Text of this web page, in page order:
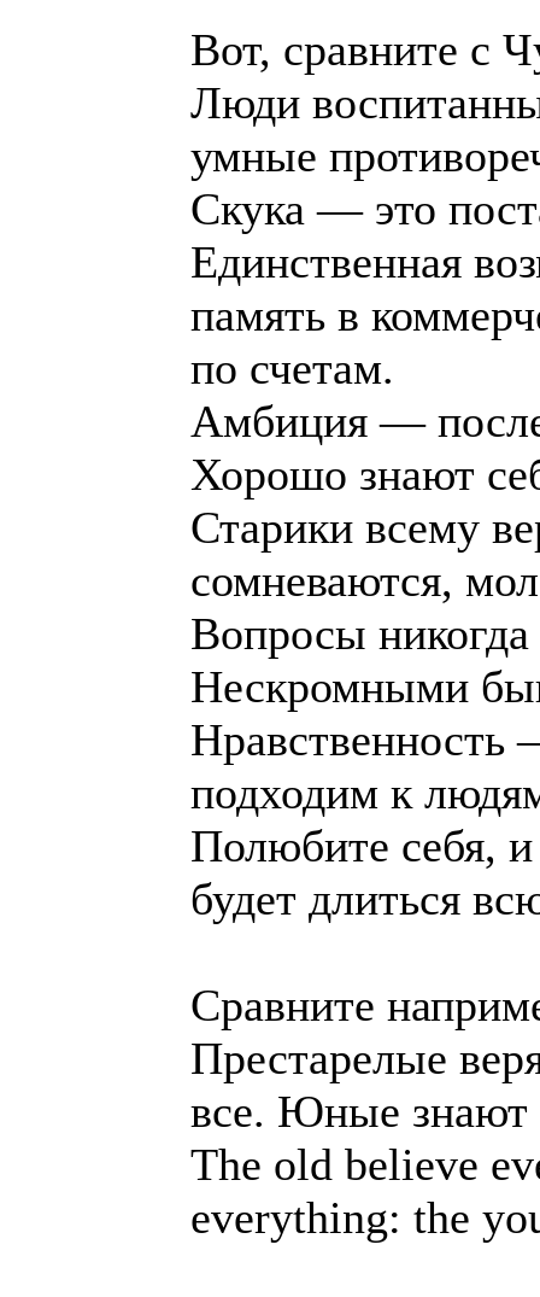
Вот, сравните с
Люди
умные
Скука — это
Единственная
память в
по счетам.
Амбиция —
Хорошо знают
Старики всему
сомневаются,
Вопросы
Нескромными
Нравственность
подходим к
Полюбите себя,
будет длиться
Сравните
Престарелые
все. Юные знают
The old believe
everything: the